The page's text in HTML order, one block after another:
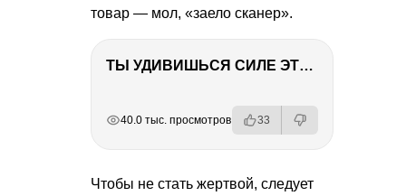
товар — мол, «заело сканер».
ТЫ УДИВИШЬСЯ СИЛЕ ЭТО ЧЕЛОВЕКА! Блог о нашей поездке в Вышний Волочек
40.0 тыс. просмотров 33
Чтобы не стать жертвой, следует